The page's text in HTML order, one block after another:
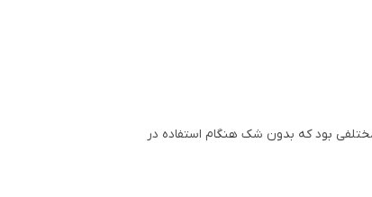
بود که بدون شک هنگام استفاده در